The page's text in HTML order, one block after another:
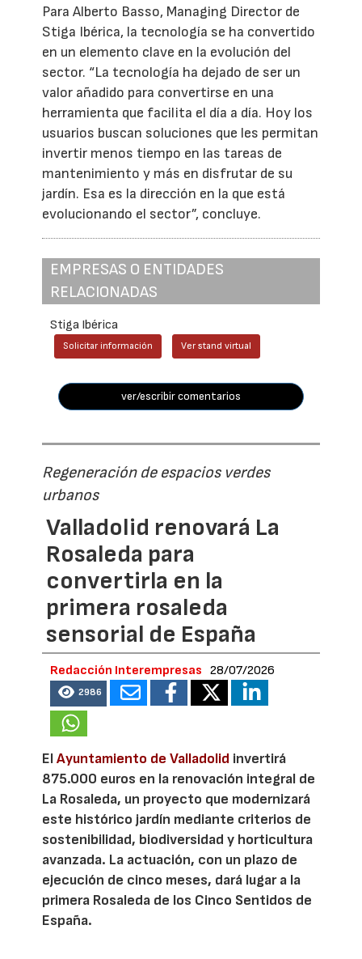
Para Alberto Basso, Managing Director de
Stiga Ibérica, la tecnología se ha convertido
en un elemento clave en la evolución del
sector. “La tecnología ha dejado de ser un
valor añadido para convertirse en una
herramienta que facilita el día a día. Hoy los
usuarios buscan soluciones que les permitan
invertir menos tiempo en las tareas de
mantenimiento y más en disfrutar de su
jardín. Esa es la dirección en la que está
evolucionando el sector”, concluye.
EMPRESAS O ENTIDADES
RELACIONADAS
Stiga Ibérica
Solicitar información Ver stand virtual
ver/escribir comentarios
Regeneración de espacios verdes
urbanos
Valladolid renovará La
Rosaleda para
convertirla en la
primera rosaleda
sensorial de España
Redacción Interempresas 28/07/2026
2986
ElAyuntamiento de Valladolid invertirá
875.000 euros en la renovación integral de
La Rosaleda, un proyecto que modernizará
este histórico jardín mediante criterios de
sostenibilidad, biodiversidad y horticultura
avanzada. La actuación, con un plazo de
ejecución de cinco meses, dará lugar a la
primera Rosaleda de los Cinco Sentidos de
España.